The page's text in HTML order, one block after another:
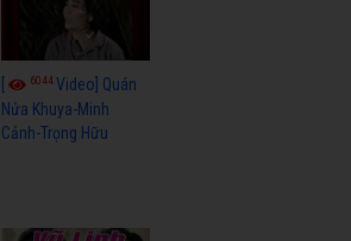
6044Video] Quán
Nửa Khuya-Minh
Cảnh-Trọng Hữu